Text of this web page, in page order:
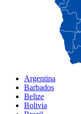
Argentina
Barbados
Belize
Bolivia